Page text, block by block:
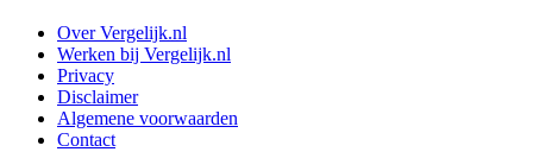
Over Vergelijk.nl
Werken bij Vergelijk.nl
Privacy
Disclaimer
Algemene voorwaarden
Contact